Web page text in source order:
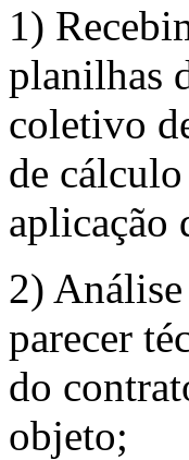
1)
planilhas
coletivo
de
aplicação
2)
parecer
do
objeto;